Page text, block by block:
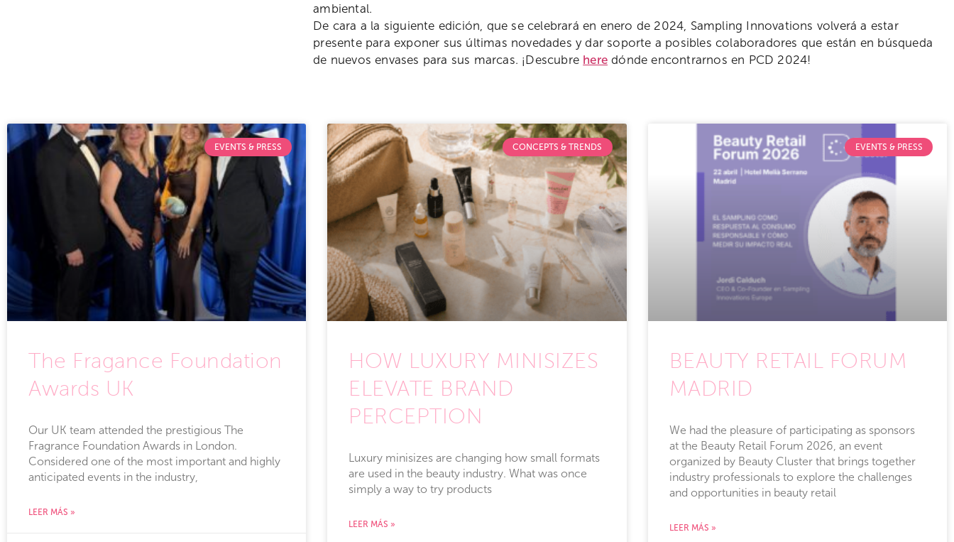
ambiental.
De cara a la siguiente edición, que se celebrará en enero de 2024, Sampling Innovations volverá a estar
presente para exponer sus últimas novedades y dar soporte a posibles colaboradores que están en búsqueda
de nuevos envases para sus marcas. ¡Descubre here dónde encontrarnos en PCD 2024!
EVENTS & PRESS
The Fragance Foundation
Awards UK
Our UK team attended the prestigious The
Fragrance Foundation Awards in London.
Considered one of the most important and highly
anticipated events in the industry,
LEER MÁS »
CONCEPTS & TRENDS
HOW LUXURY MINISIZES
ELEVATE BRAND
PERCEPTION
Luxury minisizes are changing how small formats
are used in the beauty industry. What was once
simply a way to try products
LEER MÁS »
EVENTS & PRESS
BEAUTY RETAIL FORUM
MADRID
We had the pleasure of participating as sponsors
at the Beauty Retail Forum 2026, an event
organized by Beauty Cluster that brings together
industry professionals to explore the challenges
and opportunities in beauty retail
LEER MÁS »